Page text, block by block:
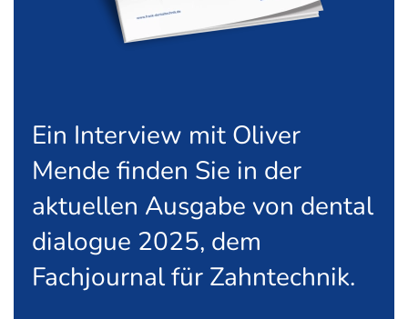
Ein Interview mit Oliver
Mende finden Sie in der
aktuellen Ausgabe von dental
dialogue 2025, dem
Fachjournal für Zahntechnik.